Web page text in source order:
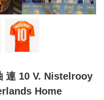
連 10 V. Nistelrooy
Home